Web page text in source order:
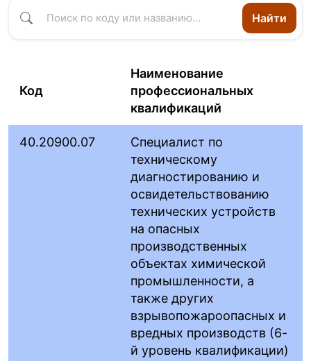
Найти
Код
Наименование
профессиональных
квалификаций
40.20900.07
Специалист по
техническому
диагностированию и
освидетельствованию
технических устройств
на опасных
производственных
объектах химической
промышленности, а
также других
взрывопожароопасных и
вредных производств (6-
й уровень квалификации)